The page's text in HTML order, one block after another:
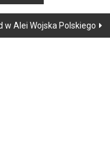
Alei Wojska Polskiego